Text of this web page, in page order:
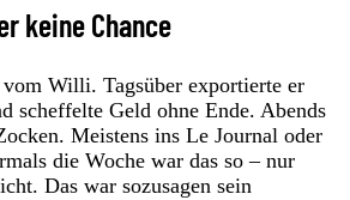
keine Chance
Willi. Tagsüber exportierte er
scheffelte Geld ohne Ende. Abends
Meistens ins Le Journal oder
die Woche war das so – nur
Das war sozusagen sein